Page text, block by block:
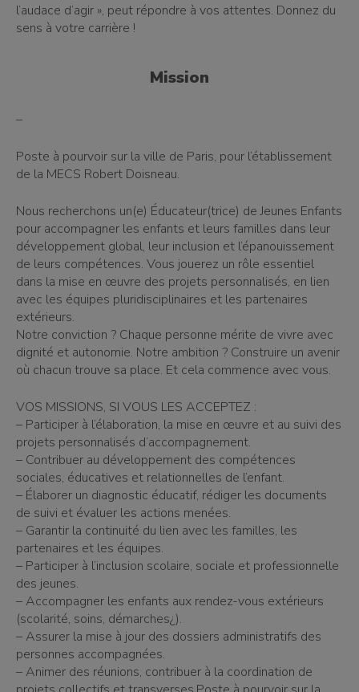
l’audace d’agir », peut répondre à vos attentes. Donnez du
sens à votre carrière !
Mission
–
Poste à pourvoir sur la ville de Paris, pour l’établissement
de la MECS Robert Doisneau.
Nous recherchons un(e) Éducateur(trice) de Jeunes Enfants
pour accompagner les enfants et leurs familles dans leur
développement global, leur inclusion et l’épanouissement
de leurs compétences. Vous jouerez un rôle essentiel
dans la mise en œuvre des projets personnalisés, en lien
avec les équipes pluridisciplinaires et les partenaires
extérieurs.
Notre conviction ? Chaque personne mérite de vivre avec
dignité et autonomie. Notre ambition ? Construire un avenir
où chacun trouve sa place. Et cela commence avec vous.
VOS MISSIONS, SI VOUS LES ACCEPTEZ :
– Participer à l’élaboration, la mise en œuvre et au suivi des
projets personnalisés d’accompagnement.
– Contribuer au développement des compétences
sociales, éducatives et relationnelles de l’enfant.
– Élaborer un diagnostic éducatif, rédiger les documents
de suivi et évaluer les actions menées.
– Garantir la continuité du lien avec les familles, les
partenaires et les équipes.
– Participer à l’inclusion scolaire, sociale et professionnelle
des jeunes.
– Accompagner les enfants aux rendez-vous extérieurs
(scolarité, soins, démarches¿).
– Assurer la mise à jour des dossiers administratifs des
personnes accompagnées.
– Animer des réunions, contribuer à la coordination de